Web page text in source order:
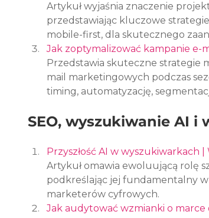
Artykuł wyjaśnia znaczenie
przedstawiając kluczowe
mobile-first, dla skutecznego
Jak zoptymalizować kampanie e-
Przedstawia skuteczne strategie
mail marketingowych podczas
timing, automatyzację,
SEO, wyszukiwanie AI i
Przyszłość AI w wyszukiwarkach
Artykuł omawia ewoluującą rolę
podkreślając jej fundamentalny
marketerów cyfrowych.
Jak audytować wzmianki o